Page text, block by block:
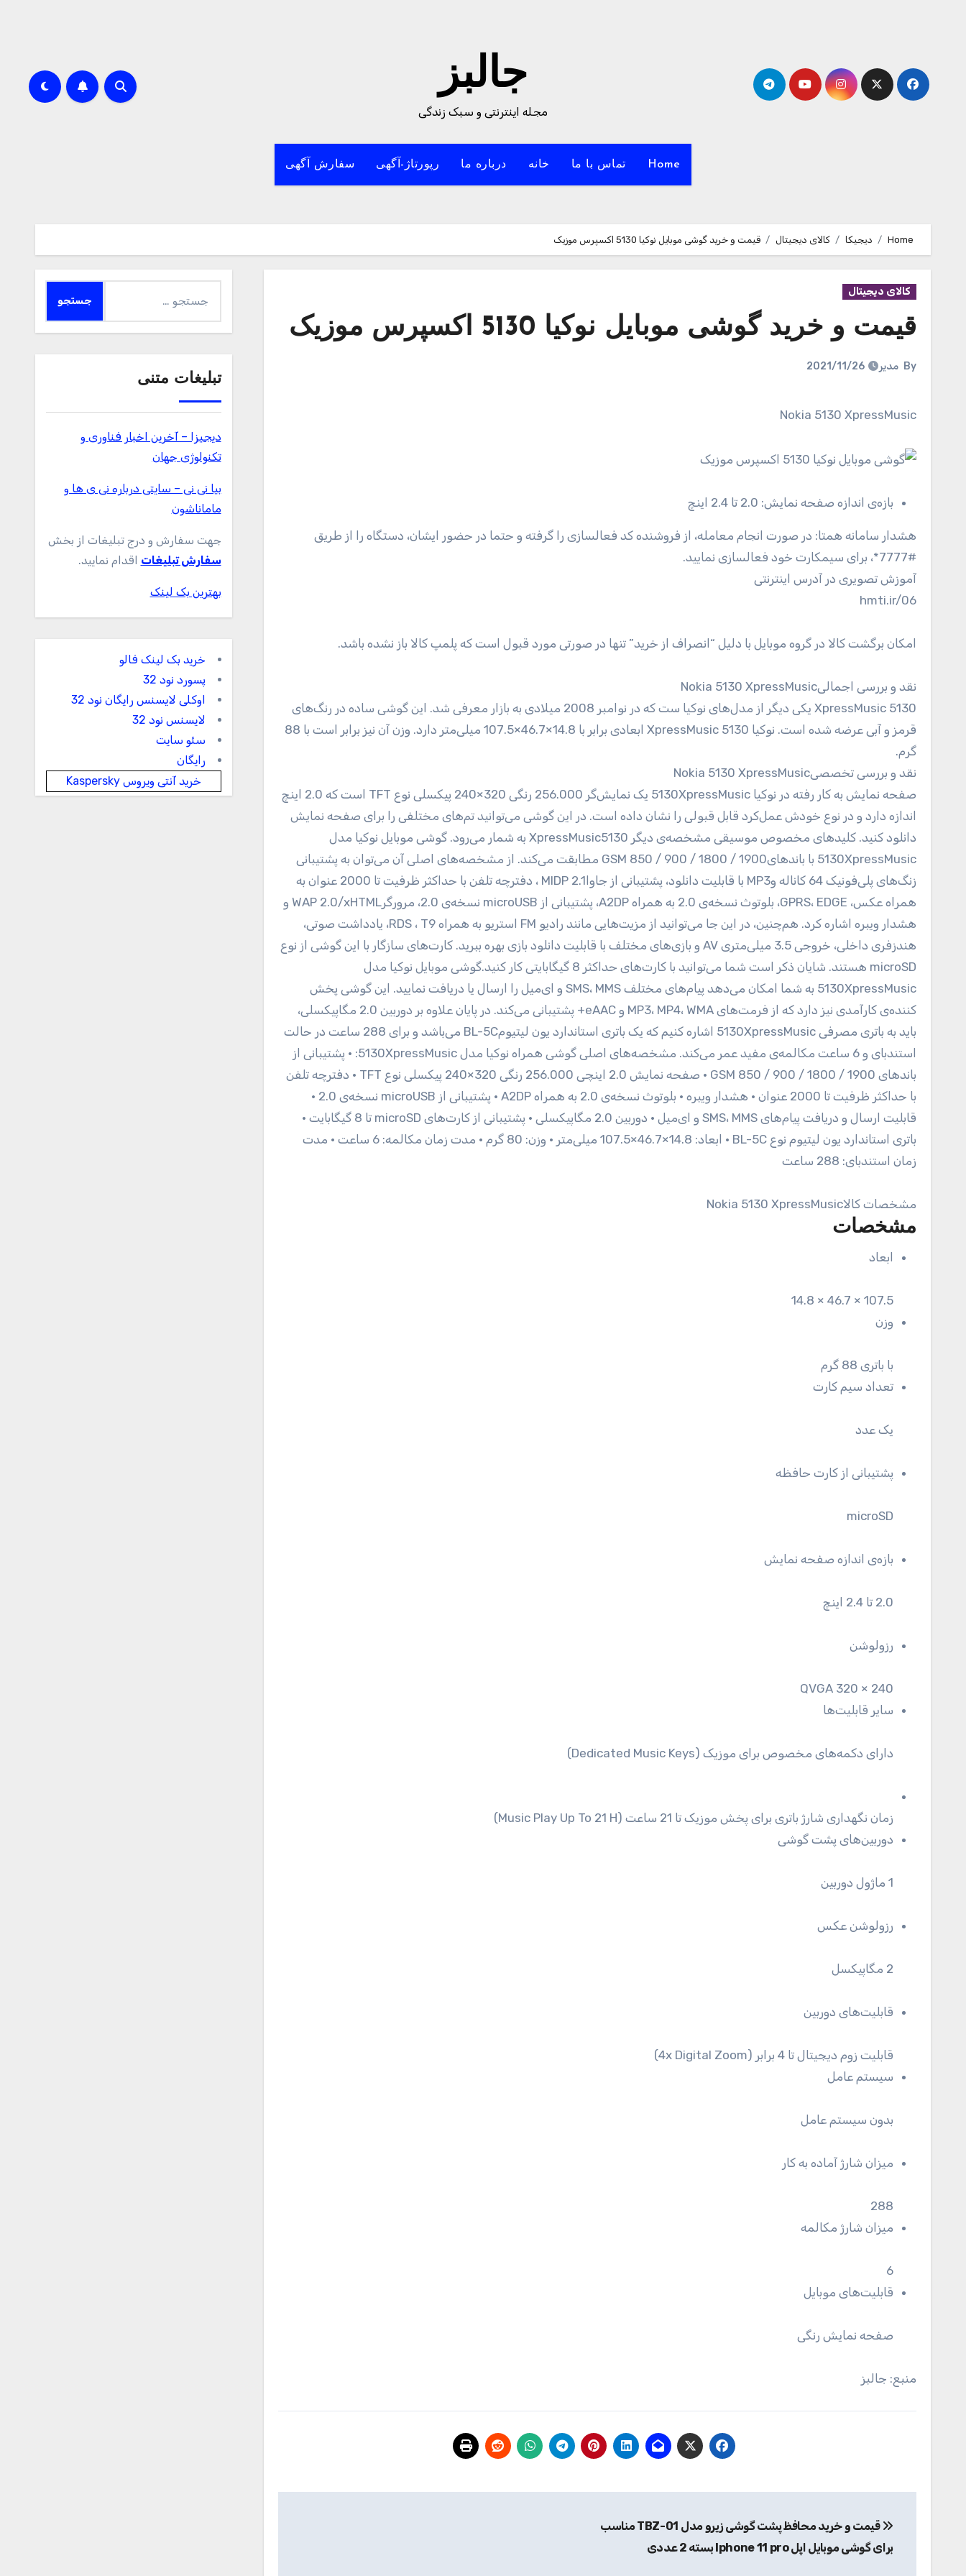
جالبز
مجله اینترنتی و سبک زندگی
Home تماس با ما خانه درباره ما رپورتاژ-آگهی سفارش آگهی
Home دیجیکا کالای دیجیتال قیمت و خرید گوشی موبایل نوکیا 5130 اکسپرس موزیک
کالای دیجیتال
قیمت و خرید گوشی موبایل نوکیا 5130 اکسپرس موزیک
By مدیر 2021/11/26
Nokia 5130 XpressMusic
بازه‌ی اندازه صفحه نمایش: 2.0 تا 2.4 اینچ
هشدار سامانه همتا: در صورت انجام معامله، از فروشنده کد فعالسازی را گرفته و حتما در حضور ایشان، دستگاه را از طریق
#7777*، برای سیمکارت خود فعالسازی نمایید.
آموزش تصویری در آدرس اینترنتی
hmti.ir/06
امکان برگشت کالا در گروه موبایل با دلیل “انصراف از خرید” تنها در صورتی مورد قبول است که پلمپ کالا باز نشده باشد.
نقد و بررسی اجمالیNokia 5130 XpressMusic
5130 XpressMusic یکی دیگر از مدل‌های نوکیا ست که در نوامبر 2008 میلادی به بازار معرفی شد. این گوشی ساده در رنگ‌های
قرمز و آبی عرضه شده است. نوکیا 5130 XpressMusic ابعادی برابر با 14.8×46.7×107.5 میلی‌متر دارد. وزن آن نیز برابر است با 88
گرم.
نقد و بررسی تخصصیNokia 5130 XpressMusic
صفحه نمایش به کار رفته در نوکیا 5130XpressMusic یک نمایش‌گر 256.000 رنگی 320×240 پیکسلی نوع TFT است که 2.0 اینچ
اندازه دارد و در نوع خودش عمل‌کرد قابل قبولی را نشان داده است. در این گوشی می‌توانید تم‌های مختلفی را برای صفحه نمایش
دانلود کنید. کلیدهای مخصوص موسیقی مشخصه‌ی دیگر XpressMusic5130 به شمار می‌رود. گوشی موبایل نوکیا مدل
5130XpressMusic با باندهایGSM 850 / 900 / 1800 / 1900 مطابقت می‌کند. از مشخصه‌های اصلی آن می‌توان به پشتیبانی
زنگ‌های پلی‌فونیک 64 کاناله وMP3 با قابلیت دانلود، پشتیبانی از جاواMIDP 2.1 ، دفترچه تلفن با حداکثر ظرفیت تا 2000 عنوان به
همراه عکس، GPRS، EDGE، بلوتوث نسخه‌ی 2.0 به همراه A2DP، پشتیبانی از microUSB نسخه‌ی 2.0، مرورگرWAP 2.0/xHTML و
هشدار ویبره اشاره کرد. هم‌چنین، در این جا می‌توانید از مزیت‌هایی مانند رادیو FM استریو به همراه RDS ، T9، یادداشت صوتی،
هندزفری داخلی، خروجی 3.5 میلی‌متری AV و بازی‌های مختلف با قابلیت دانلود بازی بهره ببرید. کارت‌های سازگار با این گوشی از نوع
microSD هستند. شایان ذکر است شما می‌توانید با کارت‌های حداکثر 8 گیگابایتی کار کنید.گوشی موبایل نوکیا مدل
5130XpressMusic به شما امکان می‌دهد پیام‌های مختلف SMS، MMS و ای‌میل را ارسال یا دریافت نمایید. این گوشی پخش
کننده‌ی کارآمدی نیز دارد که از فرمت‌های MP3، MP4، WMA و eAAC+ پشتیبانی می‌کند. در پایان علاوه بر دوربین 2.0 مگاپیکسلی،
باید به باتری مصرفی 5130XpressMusic اشاره کنیم که یک باتری استاندارد یون لیتیومBL-5C می‌باشد و برای 288 ساعت در حالت
استندبای و 6 ساعت مکالمه‌ی مفید عمر می‌کند. مشخصه‌های اصلی گوشی همراه نوکیا مدل 5130XpressMusic: • پشتیبانی از
باندهای GSM 850 / 900 / 1800 / 1900 • صفحه نمایش 2.0 اینچی 256.000 رنگی 320×240 پیکسلی نوع TFT • دفترچه تلفن
با حداکثر ظرفیت تا 2000 عنوان • هشدار ویبره • بلوتوث نسخه‌ی 2.0 به همراه A2DP • پشتیبانی از microUSB نسخه‌ی 2.0 •
قابلیت ارسال و دریافت پیام‌های SMS، MMS و ای‌میل • دوربین 2.0 مگاپیکسلی • پشتیبانی از کارت‌های microSD تا 8 گیگابایت •
باتری استاندارد یون لیتیوم نوع BL-5C • ابعاد: 14.8×46.7×107.5 میلی‌متر • وزن: 80 گرم • مدت زمان مکالمه: 6 ساعت • مدت
زمان استندبای: 288 ساعت
مشخصات کالاNokia 5130 XpressMusic
مشخصات
ابعاد
107.5 × 46.7 × 14.8
وزن
با باتری 88 گرم
تعداد سیم کارت
یک عدد
پشتیبانی از کارت حافظه
microSD
بازه‌ی اندازه صفحه نمایش
2.0 تا 2.4 اینچ
رزولوشن
QVGA 320 × 240
سایر قابلیت‌ها
دارای دکمه‌های مخصوص برای موزیک (Dedicated Music Keys)
زمان نگهداری شارژ باتری برای پخش موزیک تا 21 ساعت (Music Play Up To 21 H)
دوربین‌های پشت گوشی
1 ماژول دوربین
رزولوشن عکس
2 مگاپیکسل
قابلیت‌های دوربین
قابلیت زوم دیجیتال تا 4 برابر (4x Digital Zoom)
سیستم عامل
بدون سیستم عامل
میزان شارژ آماده به کار
288
میزان شارژ مکالمه
6
قابلیت‌های موبایل
صفحه نمایش رنگی
منبع: جالبز
نوشته
قیمت و خرید محافظ پشت گوشی زیرو مدل TBZ-01 مناسب
برای گوشی موبایل اپل Iphone 11 pro بسته 2 عددی
برای:
تبلیغات متنی
دیجیزا – آخرین اخبار فناوری و
تکنولوژی جهان
بیا نی نی – سایتی درباره نی ی ها و
ماماناشون
جهت سفارش و درج تبلیغات از بخش
سفارش تبلیغات اقدام نمایید.
بهترین بک لینک
خرید بک لینک فالو
پسورد نود 32
اوکلی لایسنس رایگان نود 32
لایسنس نود 32
سئو سایت
رایگان
خرید آنتی ویروس Kaspersky